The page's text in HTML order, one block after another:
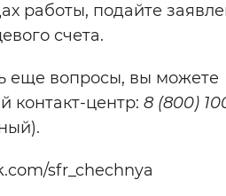
работы, подайте
счета.
еще вопросы, вы можете
контакт-центр: 8 (800)
sfr_chechnya